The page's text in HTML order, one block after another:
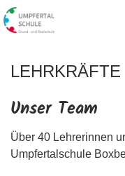
LEHRKRÄFTE
Unser Team
Über 40 Lehrerinnen
Umpfertalschule